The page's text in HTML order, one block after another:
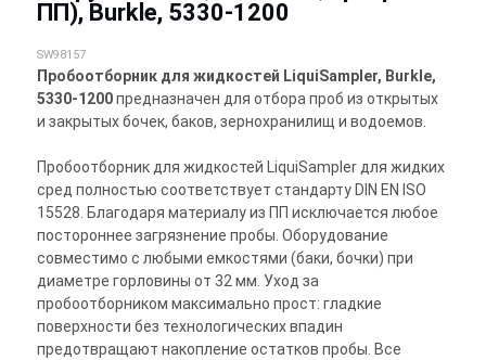
ПП), Burkle, 5330-1200
SW98157
Пробоотборник для жидкостей LiquiSampler, Burkle,
5330-1200предназначен для отбора проб из открытых
и закрытых бочек, баков, зернохранилищ и водоемов.
Пробоотборник для жидкостей LiquiSampler для жидких
сред полностью соответствует стандарту DIN EN ISO
15528. Благодаря материалу из ПП исключается любое
постороннее загрязнение пробы. Оборудование
совместимо с любыми емкостями (баки, бочки) при
диаметре горловины от 32 мм. Уход за
пробоотборником максимально прост: гладкие
поверхности без технологических впадин
предотвращают накопление остатков пробы. Все